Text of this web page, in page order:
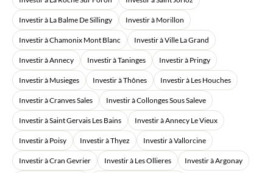
Investir à La Balme De Sillingy Investir à Morillon
Investir à Chamonix Mont Blanc Investir à Ville La Grand
Investir à Annecy Investir à Taninges Investir à Pringy
Investir à Musieges Investir à Thônes Investir à Les Houches
Investir à Cranves Sales Investir à Collonges Sous Saleve
Investir à Saint Gervais Les Bains Investir à Annecy Le Vieux
Investir à Poisy Investir à Thyez Investir à Vallorcine
Investir à Cran Gevrier Investir à Les Ollieres Investir à Argonay